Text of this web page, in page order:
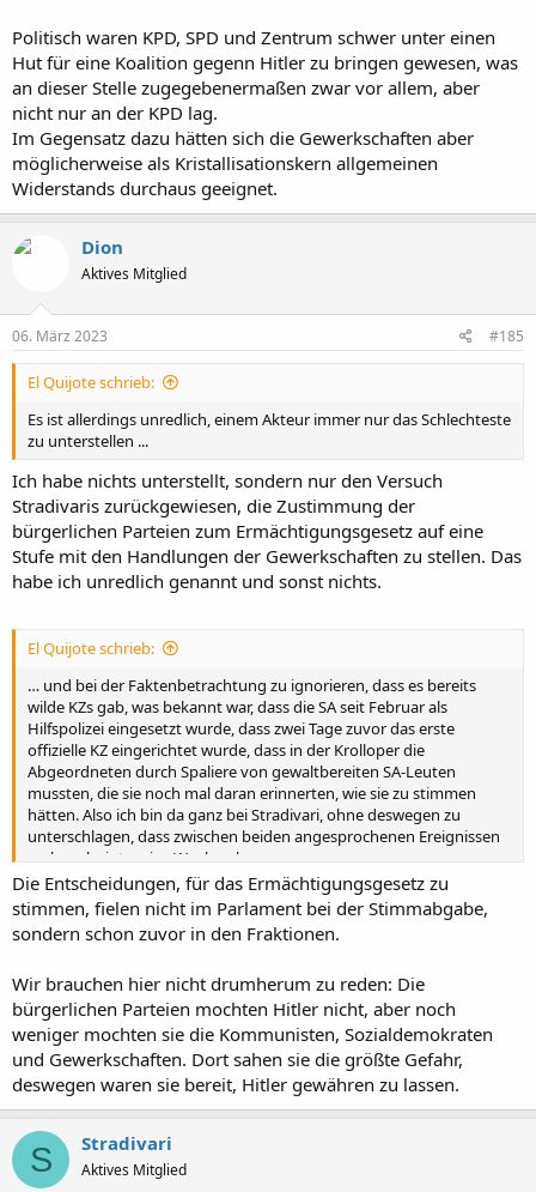
Politisch waren KPD, SPD und Zentrum schwer unter einen
Hut für eine Koalition gegenn Hitler zu bringen gewesen, was
an dieser Stelle zugegebenermaßen zwar vor allem, aber
nicht nur an der KPD lag.
Im Gegensatz dazu hätten sich die Gewerkschaften aber
möglicherweise als Kristallisationskern allgemeinen
Widerstands durchaus geeignet.
Dion
Aktives Mitglied
06. März 2023 #185
El Quijote schrieb:
Es ist allerdings unredlich, einem Akteur immer nur das Schlechteste
zu unterstellen ...
Ich habe nichts unterstellt, sondern nur den Versuch
Stradivaris zurückgewiesen, die Zustimmung der
bürgerlichen Parteien zum Ermächtigungsgesetz auf eine
Stufe mit den Handlungen der Gewerkschaften zu stellen. Das
habe ich unredlich genannt und sonst nichts.
El Quijote schrieb:
… und bei der Faktenbetrachtung zu ignorieren, dass es bereits
wilde KZs gab, was bekannt war, dass die SA seit Februar als
Hilfspolizei eingesetzt wurde, dass zwei Tage zuvor das erste
offizielle KZ eingerichtet wurde, dass in der Krolloper die
Abgeordneten durch Spaliere von gewaltbereiten SA-Leuten
mussten, die sie noch mal daran erinnerten, wie sie zu stimmen
hätten. Also ich bin da ganz bei Stradivari, ohne deswegen zu
unterschlagen, dass zwischen beiden angesprochenen Ereignissen
sechs sehr intensive Wochen lagen.
Die Entscheidungen, für das Ermächtigungsgesetz zu
stimmen, fielen nicht im Parlament bei der Stimmabgabe,
sondern schon zuvor in den Fraktionen.
Wir brauchen hier nicht drumherum zu reden: Die
bürgerlichen Parteien mochten Hitler nicht, aber noch
weniger mochten sie die Kommunisten, Sozialdemokraten
und Gewerkschaften. Dort sahen sie die größte Gefahr,
deswegen waren sie bereit, Hitler gewähren zu lassen.
S Stradivari
Aktives Mitglied